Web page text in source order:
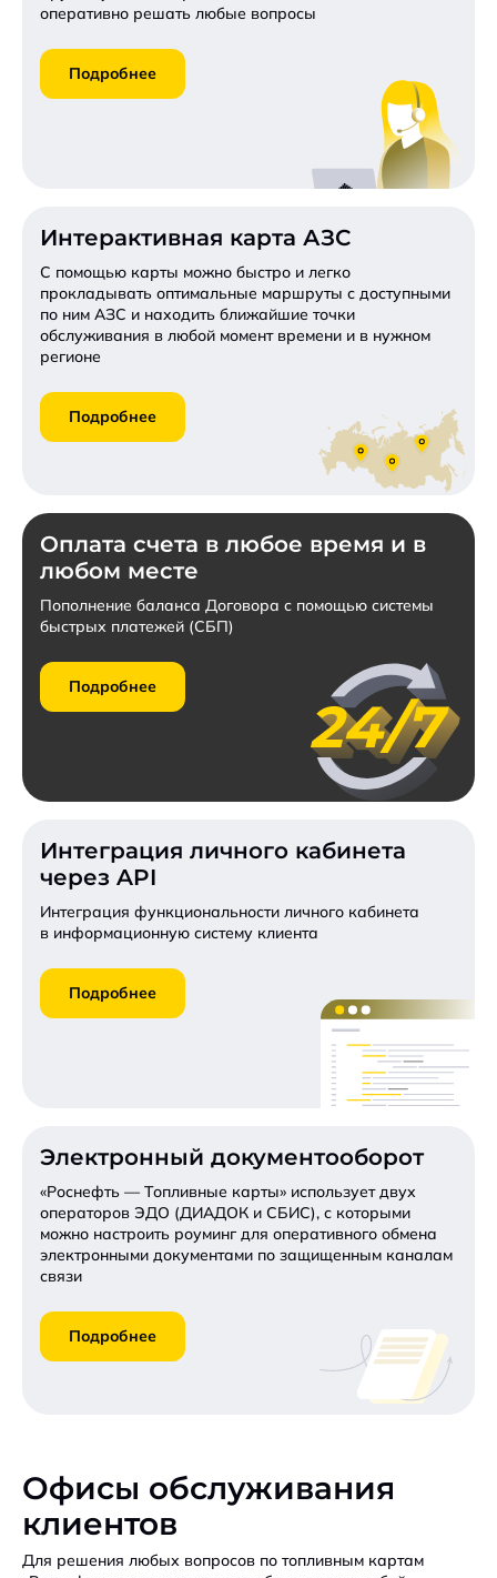
оперативно решать любые вопросы
Подробнее
Интерактивная карта АЗС
С помощью карты можно быстро и легко
прокладывать оптимальные маршруты с доступными
по ним АЗС и находить ближайшие точки
обслуживания в любой момент времени и в нужном
регионе
Подробнее
Оплата счета в любое время и в
любом месте
Пополнение баланса Договора с помощью системы
быстрых платежей (СБП)
Подробнее
Интеграция личного кабинета
через API
Интеграция функциональности личного кабинета
в информационную систему клиента
Подробнее
Электронный документооборот
«Роснефть — Топливные карты» использует двух
операторов ЭДО (ДИАДОК и СБИС), с которыми
можно настроить роуминг для оперативного обмена
электронными документами по защищенным каналам
связи
Подробнее
Офисы обслуживания
клиентов
Для решения любых вопросов по топливным картам